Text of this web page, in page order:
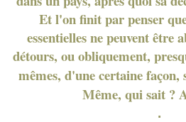
Et l'on finit par penser
essentielles ne peuvent être
détours, ou obliquement,
mêmes, d'une certaine façon,
Même, qui sait ?
.